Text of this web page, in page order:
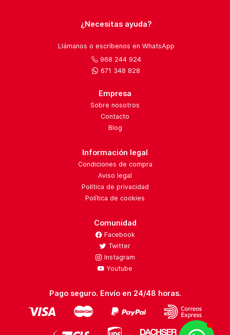
¿Necesitas ayuda?
Llámanos o escríbenos en WhatsApp
968 244 924
671 348 828
Empresa
Sobre nosotros
Contacto
Blog
Información legal
Condiciones de compra
Aviso legal
Política de privacidad
Política de cookies
Comunidad
Facebook
Twitter
Instagram
Youtube
Pago seguro. Envío en 24/48 horas.